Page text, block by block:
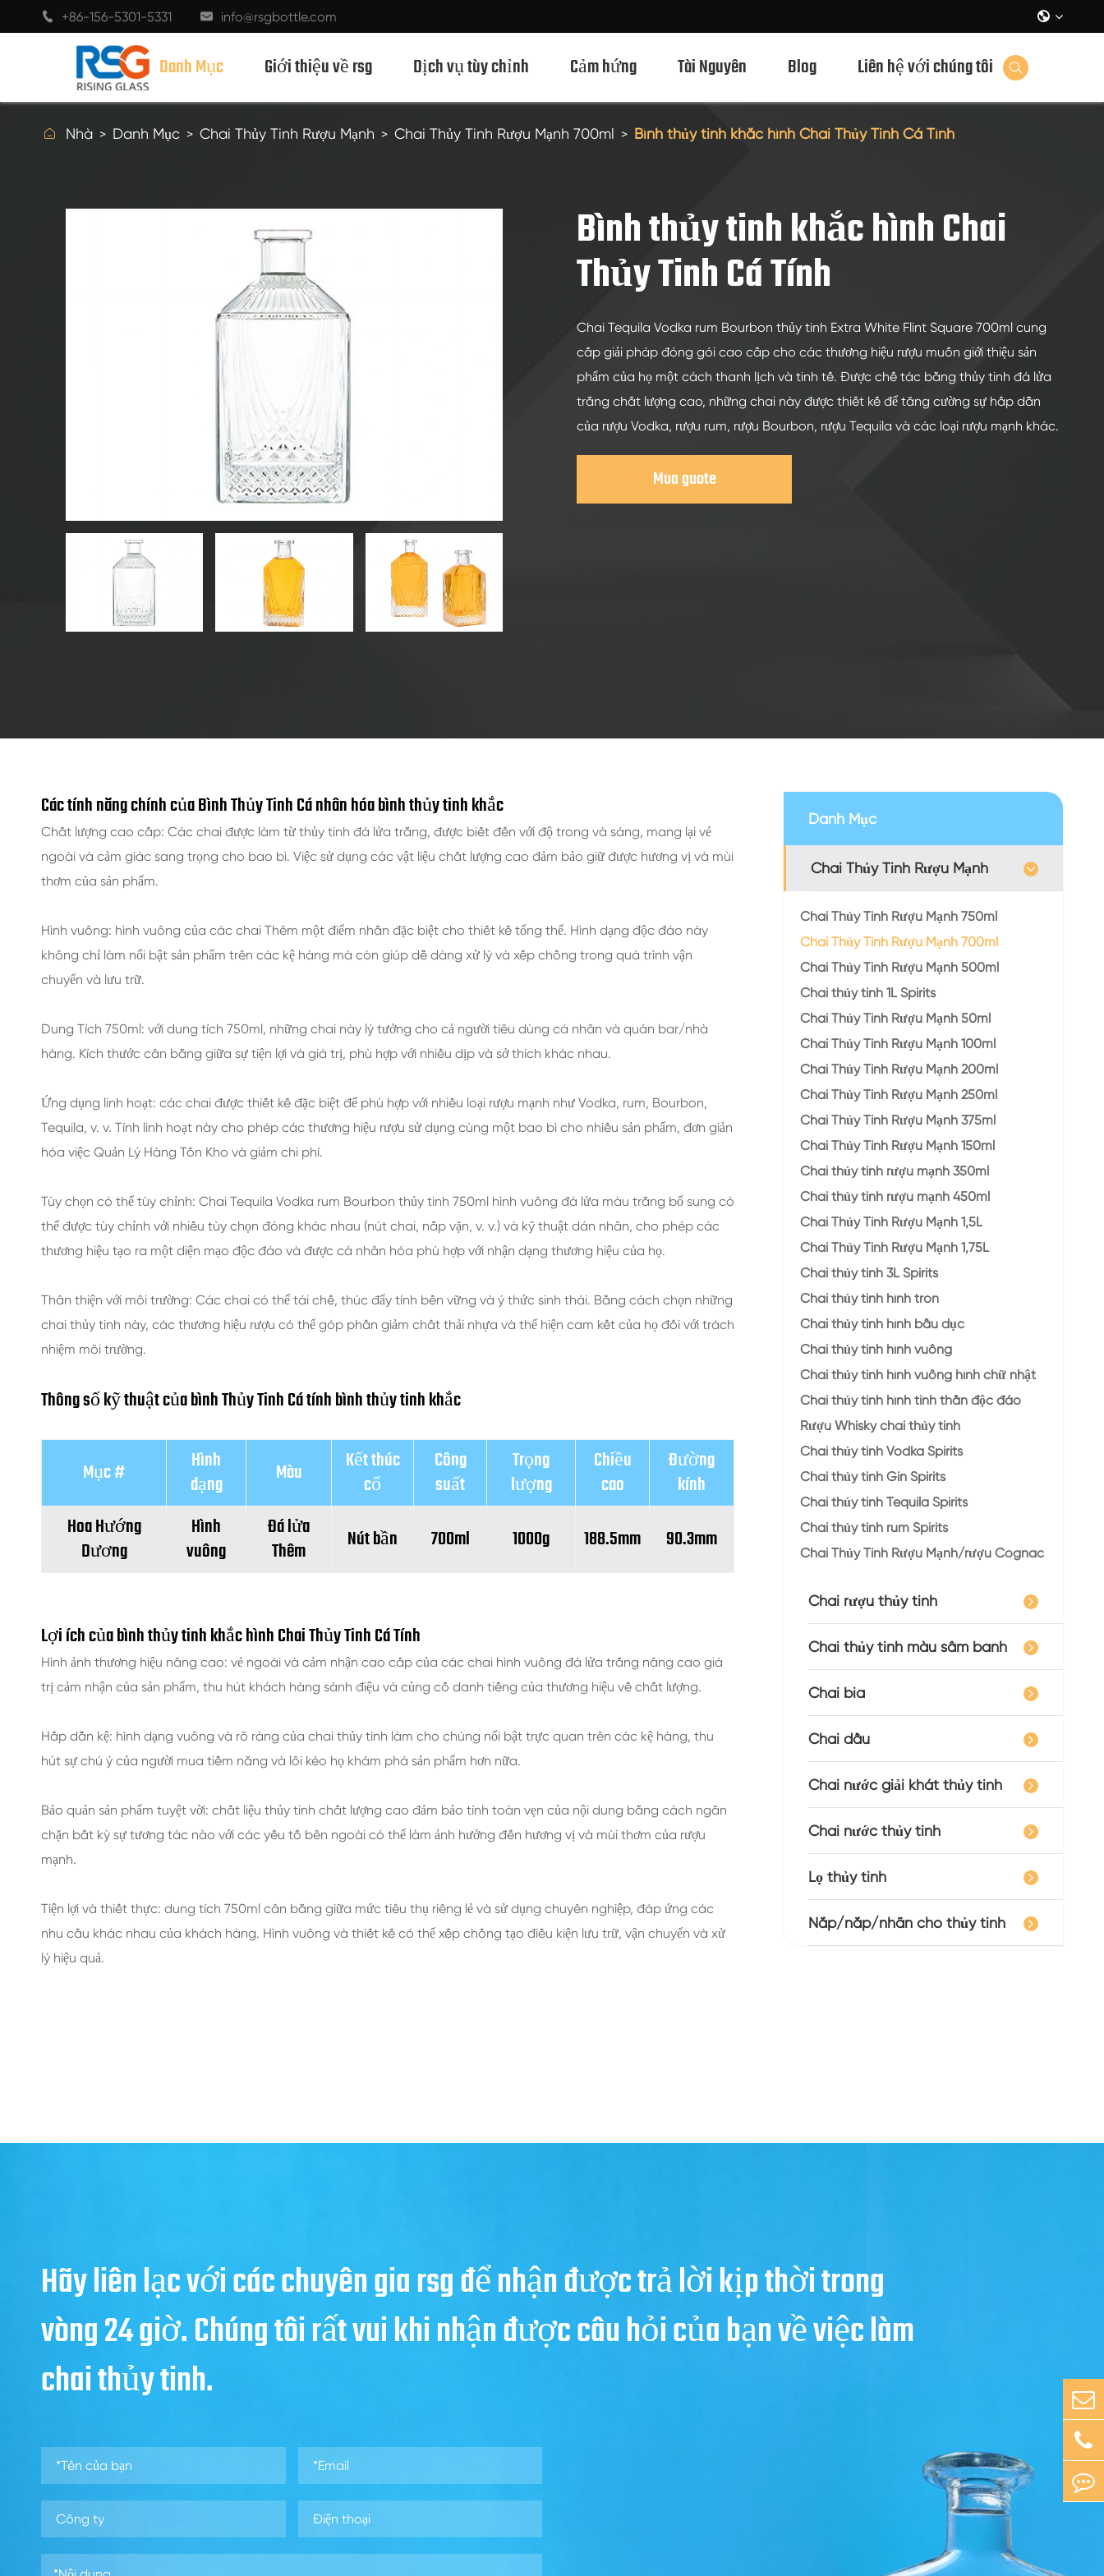
 +86-156-5301-5331  info@rsgbottle.com 
Danh Mục
CHAI RƯỢU THỦY TINH
CHAI NƯỚC GIẢI KHÁT THỦY TINH
NẮP/NẮP/NHÃN CHO THỦY TINH
Chai Thủy Tinh Rượu Mạnh 700ml
Giới thiệu về rsg Dịch vụ tùy chỉnh Cảm hứng Tài Nguyên Blog Liên hệ với chúng tôi 
 Nhà Danh Mục Chai Thủy Tinh Rượu Mạnh Chai Thủy Tinh Rượu Mạnh 700ml Bình thủy tinh khắc hình Chai Thủy Tinh Cá Tính
Bình thủy tinh khắc hình Chai
Thủy Tinh Cá Tính
Chai Tequila Vodka rum Bourbon thủy tinh Extra White Flint Square 700ml cung
cấp giải pháp đóng gói cao cấp cho các thương hiệu rượu muốn giới thiệu sản
phẩm của họ một cách thanh lịch và tinh tế. Được chế tác bằng thủy tinh đá lửa
trắng chất lượng cao, những chai này được thiết kế để tăng cường sự hấp dẫn
của rượu Vodka, rượu rum, rượu Bourbon, rượu Tequila và các loại rượu mạnh khác.
Mua guote
Các tính năng chính của Bình Thủy Tinh Cá nhân hóa bình thủy tinh khắc
Chất lượng cao cấp: Các chai được làm từ thủy tinh đá lửa trắng, được biết đến với độ trong và sáng, mang lại vẻ
ngoài và cảm giác sang trọng cho bao bì. Việc sử dụng các vật liệu chất lượng cao đảm bảo giữ được hương vị và mùi
thơm của sản phẩm.
Hình vuông: hình vuông của các chai Thêm một điểm nhấn đặc biệt cho thiết kế tổng thể. Hình dạng độc đáo này
không chỉ làm nổi bật sản phẩm trên các kệ hàng mà còn giúp dễ dàng xử lý và xếp chồng trong quá trình vận
chuyển và lưu trữ.
Dung Tích 750ml: với dung tích 750ml, những chai này lý tưởng cho cả người tiêu dùng cá nhân và quán bar/nhà
hàng. Kích thước cân bằng giữa sự tiện lợi và giá trị, phù hợp với nhiều dịp và sở thích khác nhau.
Ứng dụng linh hoạt: các chai được thiết kế đặc biệt để phù hợp với nhiều loại rượu mạnh như Vodka, rum, Bourbon,
Tequila, v. v. Tính linh hoạt này cho phép các thương hiệu rượu sử dụng cùng một bao bì cho nhiều sản phẩm, đơn giản
hóa việc Quản Lý Hàng Tồn Kho và giảm chi phí.
Tùy chọn có thể tùy chỉnh: Chai Tequila Vodka rum Bourbon thủy tinh 750ml hình vuông đá lửa màu trắng bổ sung có
thể được tùy chỉnh với nhiều tùy chọn đóng khác nhau (nút chai, nắp vặn, v. v.) và kỹ thuật dán nhãn, cho phép các
thương hiệu tạo ra một diện mạo độc đáo và được cá nhân hóa phù hợp với nhận dạng thương hiệu của họ.
Thân thiện với môi trường: Các chai có thể tái chế, thúc đẩy tính bền vững và ý thức sinh thái. Bằng cách chọn những
chai thủy tinh này, các thương hiệu rượu có thể góp phần giảm chất thải nhựa và thể hiện cam kết của họ đối với trách
nhiệm môi trường.
Thông số kỹ thuật của bình Thủy Tinh Cá tính bình thủy tinh khắc
Mục #
Hình
dạng
Màu
Kết thúc
cổ
Công
suất
Trọng
lượng
Chiều
cao
Đường
kính
Hoa Hướng
Dương
Hình
vuông
Đá lửa
Thêm
Nút bần 700ml 1000g 188.5mm 90.3mm
Lợi ích của bình thủy tinh khắc hình Chai Thủy Tinh Cá Tính
Hình ảnh thương hiệu nâng cao: vẻ ngoài và cảm nhận cao cấp của các chai hình vuông đá lửa trắng nâng cao giá
trị cảm nhận của sản phẩm, thu hút khách hàng sành điệu và củng cố danh tiếng của thương hiệu về chất lượng.
Hấp dẫn kệ: hình dạng vuông và rõ ràng của chai thủy tinh làm cho chúng nổi bật trực quan trên các kệ hàng, thu
hút sự chú ý của người mua tiềm năng và lôi kéo họ khám phá sản phẩm hơn nữa.
Bảo quản sản phẩm tuyệt vời: chất liệu thủy tinh chất lượng cao đảm bảo tính toàn vẹn của nội dung bằng cách ngăn
chặn bất kỳ sự tương tác nào với các yếu tố bên ngoài có thể làm ảnh hưởng đến hương vị và mùi thơm của rượu
mạnh.
Tiện lợi và thiết thực: dung tích 750ml cân bằng giữa mức tiêu thụ riêng lẻ và sử dụng chuyên nghiệp, đáp ứng các
nhu cầu khác nhau của khách hàng. Hình vuông và thiết kế có thể xếp chồng tạo điều kiện lưu trữ, vận chuyển và xử
lý hiệu quả.
Danh Mục
Chai Thủy Tinh Rượu Mạnh
Chai Thủy Tinh Rượu Mạnh 750ml
Chai Thủy Tinh Rượu Mạnh 700ml
Chai Thủy Tinh Rượu Mạnh 500ml
Chai thủy tinh 1L Spirits
Chai Thủy Tinh Rượu Mạnh 50ml
Chai Thủy Tinh Rượu Mạnh 100ml
Chai Thủy Tinh Rượu Mạnh 200ml
Chai Thủy Tinh Rượu Mạnh 250ml
Chai Thủy Tinh Rượu Mạnh 375ml
Chai Thủy Tinh Rượu Mạnh 150ml
Chai thủy tinh rượu mạnh 350ml
Chai thủy tinh rượu mạnh 450ml
Chai Thủy Tinh Rượu Mạnh 1,5L
Chai Thủy Tinh Rượu Mạnh 1,75L
Chai thủy tinh 3L Spirits
Chai thủy tinh hình tròn
Chai thủy tinh hình bầu dục
Chai thủy tinh hình vuông
Chai thủy tinh hình vuông hình chữ nhật
Chai thủy tinh hình tinh thần độc đáo
Rượu Whisky chai thủy tinh
Chai thủy tinh Vodka Spirits
Chai thủy tinh Gin Spirits
Chai thủy tinh Tequila Spirits
Chai thủy tinh rum Spirits
Chai Thủy Tinh Rượu Mạnh/rượu Cognac
Chai rượu thủy tinh
Chai thủy tinh màu sâm banh
Chai bia
Chai dầu
Chai nước giải khát thủy tinh
Chai nước thủy tinh
Lọ thủy tinh
Nắp/nắp/nhãn cho thủy tinh
Hãy liên lạc với các chuyên gia rsg để nhận được trả lời kịp thời trong
vòng 24 giờ. Chúng tôi rất vui khi nhận được câu hỏi của bạn về việc làm
chai thủy tinh.